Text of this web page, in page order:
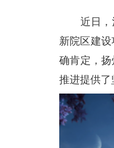
近日
新院区建
确肯定，
推进提供了